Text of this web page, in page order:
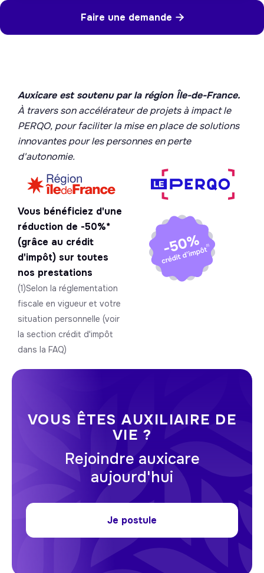
Faire une demande 
Auxicare est soutenu par la région Île-de-France.
À travers son accélérateur de projets à impact le
PERQO, pour faciliter la mise en place de solutions
innovantes pour les personnes en perte
d'autonomie.
Vous bénéficiez d'une
réduction de -50%*
(grâce au crédit
d'impôt) sur toutes
nos prestations
(1)Selon la réglementation
fiscale en vigueur et votre
situation personnelle (voir
la section crédit d'impôt
dans la FAQ)
VOUS ÊTES AUXILIAIRE DE
VIE ?
Rejoindre auxicare
aujourd'hui
Je postule